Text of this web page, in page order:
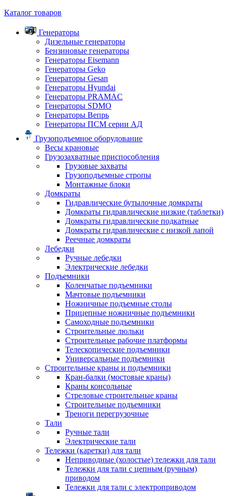
Каталог товаров
Генераторы
Дизельные генераторы
Бензиновые генераторы
Генераторы Eisemann
Генераторы Geko
Генераторы Gesan
Генераторы Hyundai
Генераторы PRAMAC
Генераторы SDMO
Генераторы Вепрь
Генераторы ПСМ серии АД
Грузоподъемное оборудование
Весы крановые
Грузозахватные приспособления
Грузовые захваты
Грузоподъемные стропы
Монтажные блоки
Домкраты
Гидравлические бутылочные домкраты
Домкраты гидравлические низкие (таблетки)
Домкраты гидравлические подкатные
Домкраты гидравлические с низкой лапой
Реечные домкраты
Лебедки
Ручные лебедки
Электрические лебедки
Подъемники
Коленчатые подъемники
Мачтовые подъемники
Ножничные подъемные столы
Прицепные ножничные подъемники
Самоходные подъемники
Строительные люльки
Строительные рабочие платформы
Телескопические подъемники
Универсальные подъемники
Строительные краны и подъемники
Кран-балки (мостовые краны)
Краны консольные
Стреловые строительные краны
Строительные подъемники
Треноги перегрузочные
Тали
Ручные тали
Электрические тали
Тележки (каретки) для тали
Неприводные (холостые) тележки для тали
Тележки для тали с цепным (ручным)
приводом
Тележки для тали с электроприводом